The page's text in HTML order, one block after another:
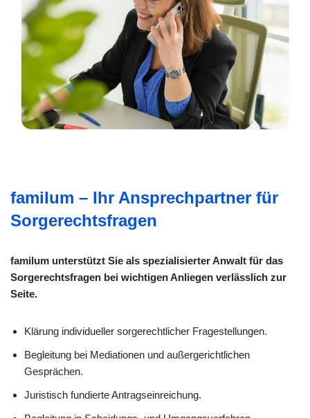
familum – Ihr Ansprechpartner für
Sorgerechtsfragen
familum unterstützt Sie als spezialisierter Anwalt für das
Sorgerechtsfragen bei wichtigen Anliegen verlässlich zur
Seite.
Klärung individueller sorge­rechtlicher Fragestellungen.
Begleitung bei Mediationen und außergerichtlichen
Gesprächen.
Juristisch fundierte Antragseinreichung.